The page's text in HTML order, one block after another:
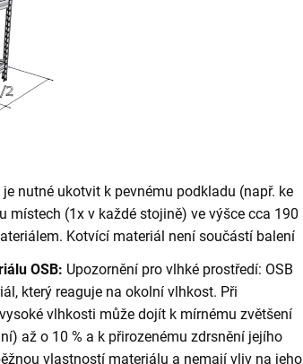
nutné ukotvit k pevnému podkladu (např. ke
místech (1x v každé stojině) ve výšce cca 190
Kotvící materiál není součástí balení
OSB: Upozornění pro vlhké prostředí: OSB
který reaguje na okolní vlhkost. Při
vlhkosti může dojít k mírnému zvětšení
až o 10 % a k přirozenému zdrsnění jejího
vlastností materiálu a nemají vliv na jeho